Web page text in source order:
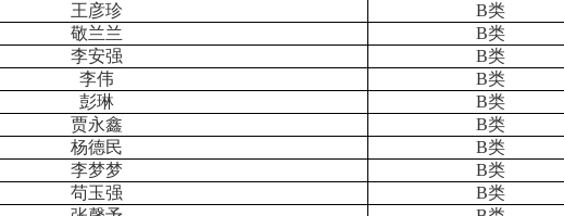
王彦珍 B类
敬兰兰 B类
李安强 B类
李伟 B类
彭琳 B类
贾永鑫 B类
杨德民 B类
李梦梦 B类
苟玉强 B类